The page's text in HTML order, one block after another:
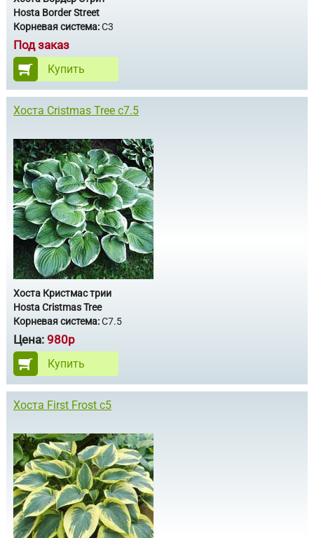
Hosta Border Street
Корневая система:С3
Под заказ
Купить
Хоста Cristmas Tree с7.5
Хоста Кристмас трии
Hosta Cristmas Tree
Корневая система:С7.5
Цена: 980р
Купить
Хоста First Frost с5